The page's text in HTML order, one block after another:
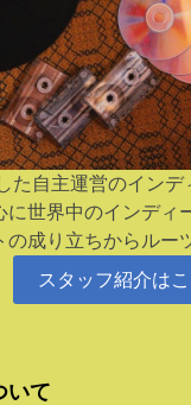
た自主運営のイン
に世界中のインディ
成り立ちからルー
スタッフ紹介は
いて